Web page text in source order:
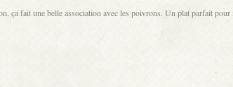
ça fait une belle association avec les poivrons. Un plat parfait pour